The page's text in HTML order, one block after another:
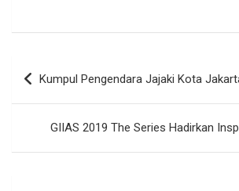
Navigasi
pos
Kumpul Pengendara Jajaki Kota
GIIAS 2019 The Series Hadirkan